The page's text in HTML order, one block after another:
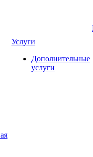
Услуги
Дополнительные
услуги